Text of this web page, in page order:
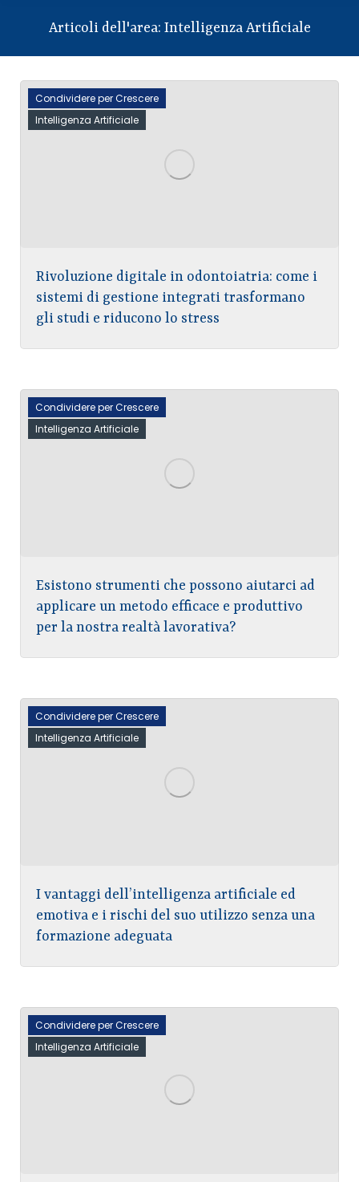
Articoli dell'area: Intelligenza Artificiale
Condividere per Crescere
Intelligenza Artificiale
Rivoluzione digitale in odontoiatria: come i
sistemi di gestione integrati trasformano
gli studi e riducono lo stress
Condividere per Crescere
Intelligenza Artificiale
Esistono strumenti che possono aiutarci ad
applicare un metodo efficace e produttivo
per la nostra realtà lavorativa?
Condividere per Crescere
Intelligenza Artificiale
I vantaggi dell’intelligenza artificiale ed
emotiva e i rischi del suo utilizzo senza una
formazione adeguata
Condividere per Crescere
Intelligenza Artificiale